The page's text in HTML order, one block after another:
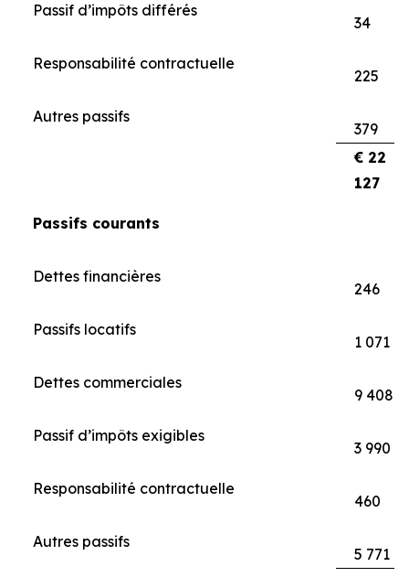
Passif d’impôts différés
34
Responsabilité contractuelle
225
Autres passifs
379
€ 22
127
Passifs courants
Dettes financières
246
Passifs locatifs
1 071
Dettes commerciales
9 408
Passif d’impôts exigibles
3 990
Responsabilité contractuelle
460
Autres passifs
5 771